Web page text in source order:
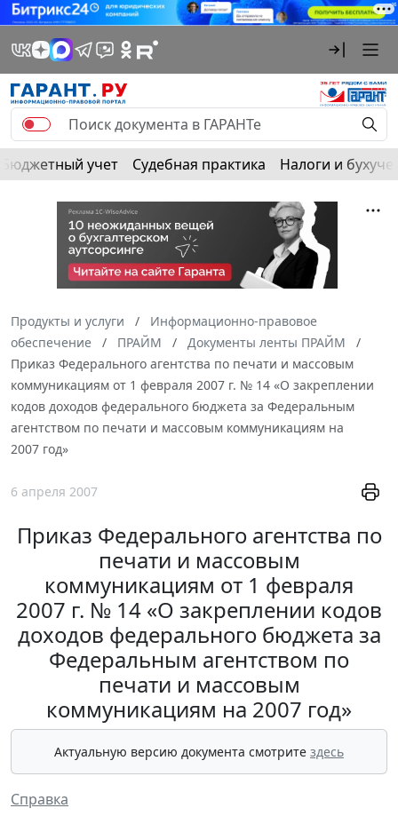
Бюджетный учет Судебная практика Налоги и
Продукты и услуги
Информационно-правовое
обеспечение
ПРАЙМ
Документы ленты ПРАЙМ
Приказ Федерального агентства по печати и массовым
коммуникациям от 1 февраля 2007 г. № 14 «О закреплении
кодов доходов федерального бюджета за Федеральным
агентством по печати и массовым коммуникациям на
2007 год»
6 апреля 2007
Приказ Федерального агентства по
печати и массовым
коммуникациям от 1 февраля
2007 г. № 14 «О закреплении кодов
доходов федерального бюджета за
Федеральным агентством по
печати и массовым
коммуникациям на 2007 год»
Актуальную версию документа смотрите здесь
Справка